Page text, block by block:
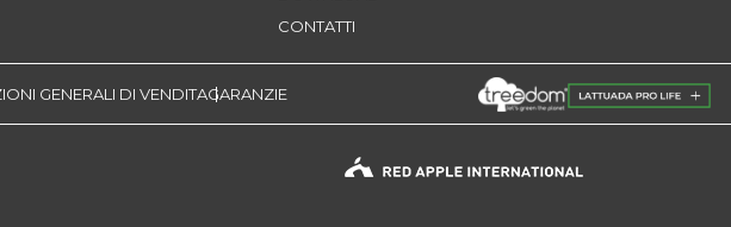
CONTATTI
GENERALI DI VENDITAGARANZIE